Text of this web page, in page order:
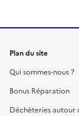
Plan du site
Qui sommes-nous ?
Bonus Réparation
Déchèteries autour